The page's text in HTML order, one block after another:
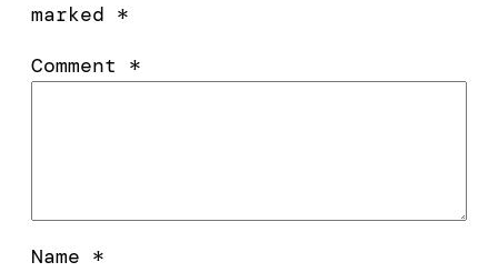
marked *
Comment *
Name *